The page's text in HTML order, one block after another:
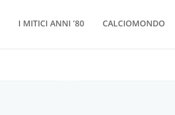
I MITICI ANNI ’80 CALCIOMONDO